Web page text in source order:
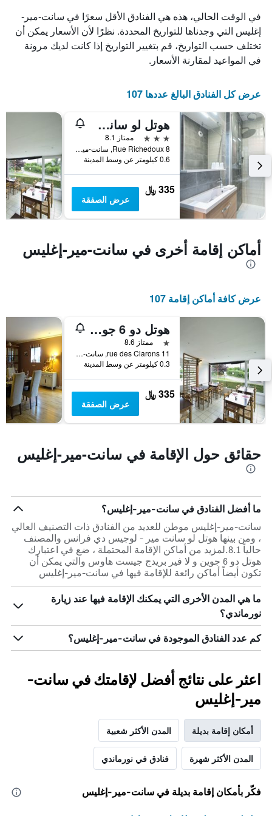
الذي
يعرض
أيام
الأسبوع.
يتضمن
المخطط
محور
Y
الذي
يعرض
متوسط
سعر
غرفة
في الوقت الحالي، هذه هي الفنادق الأقل سعرًا في سانت-مير-
إغليس التي وجدناها للتواريخ المحددة. نظرًا لأن الأسعار يمكن أن
تختلف حسب التواريخ، قم بتغيير التواريخ إذا كانت لديك مرونة
في المواعيد لمقارنة الأسعار.
عرض كل الفنادق البالغ عددها 107
هوتل لو سانت مير - لوجيس دي فرانس
3 نجوم
ممتاز 8.1
8 Rue Richedoux, سانت-مير-إغليس, نورماندي, فرنسا
0.6 كيلومتر عن وسط المدينة
335 ﷼
عرض الصفقة
أماكن إقامة أخرى في سانت-مير-إغليس
عرض كافة أماكن إقامة 107
هوتل دو 6 جوين
نجمة واحدة
ممتاز 8.6
11 rue des Clarons, سانت-مير-إغليس, نورماندي, فرنسا
0.3 كيلومتر عن وسط المدينة
335 ﷼
عرض الصفقة
حقائق حول الإقامة في سانت-مير-إغليس
ما أفضل الفنادق في سانت-مير-إغليس؟
سانت-مير-إغليس موطن للعديد من الفنادق ذات التصنيف العالي
، ومن بينها هوتل لو سانت مير - لوجيس دي فرانس والمصنف
حالياً 8.1.لمزيد من أماكن الإقامة المحتملة ، ضع في اعتبارك
هوتل دو 6 جوين و لا فير بريدج جيست هاوس والتي يمكن أن
تكون أيضاً أماكن رائعة للإقامة فيها في سانت-مير-إغليس
ما هي المدن الأخرى التي يمكنك الإقامة فيها عند زيارة
نورماندي؟
كم عدد الفنادق الموجودة في سانت-مير-إغليس؟
اعثر على نتائج أفضل لإقامتك في سانت-
مير-إغليس
أمكان إقامة بديلة المدن الأكثر شعبية
المدن الأكثر شهرة فنادق في نورماندي
فكّر بأمكان إقامة بديلة في سانت-مير-إغليس